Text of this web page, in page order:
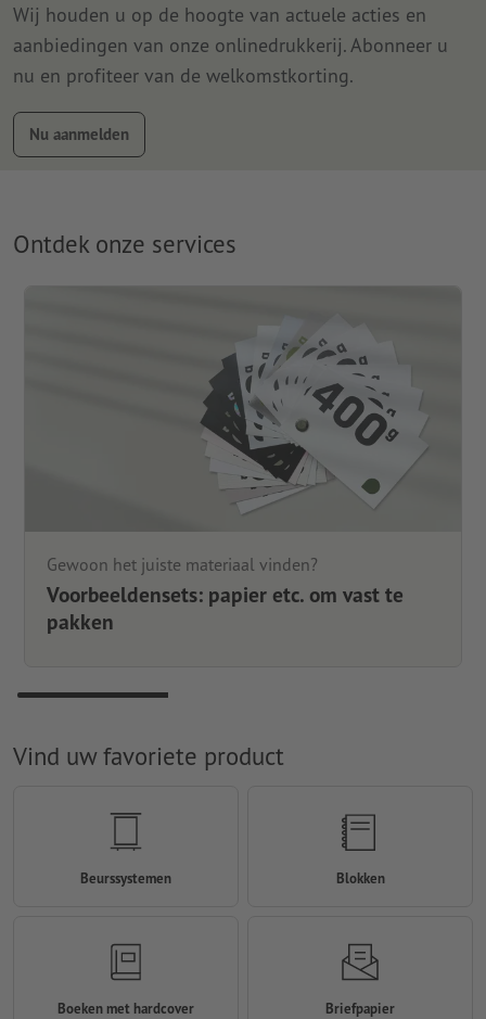
Wij houden u op de hoogte van actuele acties en
aanbiedingen van onze onlinedrukkerij. Abonneer u
nu en profiteer van de welkomstkorting.
Nu aanmelden
Ontdek onze services
Gewoon het juiste materiaal vinden?
Voorbeeldensets: papier etc. om vast te
pakken
Vind uw favoriete product
Beurssystemen Blokken
Boeken met hardcover Briefpapier